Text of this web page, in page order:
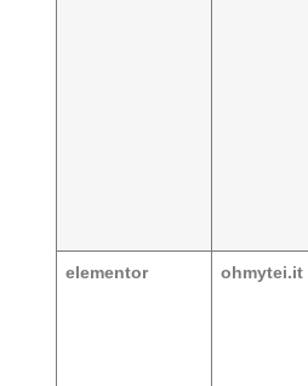
elementor ohmytei.it